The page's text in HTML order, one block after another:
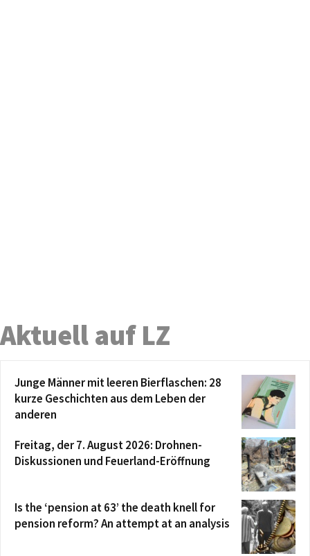
Aktuell auf LZ
Junge Männer mit leeren Bierflaschen: 28
kurze Geschichten aus dem Leben der
anderen
Freitag, der 7. August 2026: Drohnen-
Diskussionen und Feuerland-Eröffnung
Is the ‘pension at 63’ the death knell for
pension reform? An attempt at an analysis